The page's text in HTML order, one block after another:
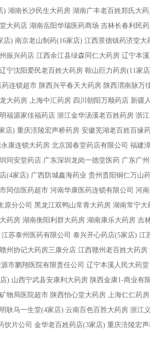
) 湖南长沙民生大药房 湖南广丰老百姓郑氏大
大药店 湖南岳阳华瑞医药商场 吉林长春利民
店) 南京老山制药(16家店) 江西景德镇药济堂大
振兴药店 江西余江县绿森同仁大药房 辽宁本
宁沈阳爱民老百姓大药房 鞍山巨力药房(11家
连锁超市 陕西兴平春天大药房 陕西渭南脉万
大药房 上海中汇药房 四川朝阳万顺药店 新疆
福源家佳福药店 浙江金华汤溪老百姓药房 浙
店) 重庆涪陵宏声桥药房 安徽芜湖老百姓百缘
康连锁大药房 北京国春堂药店有限公司 福建
同安堂药店 广东深圳龙岗一德堂医药 广东广
(4家店) 广西防城鑫海药业 贵州贵阳铜仁万山
同信医药超市 河南华康医药连锁有限公司 河
原分公司 黑龙江双鸭山常青大药房 湖南常宁
药房 湖南衡阳利群大药房 湖南康乐大药房 吉
苏泰州医药有限公司 泰兴开心药店(5家店) 江
州协记大药房三康分店 江西赣州老百姓大药
市鹏翔医院有限责任公司 辽宁本溪人民大药
) 山西宁武县安康利大药房 陕西金康1-商业有
物局医院超市 陕西怡心堂大药房 上海仁仁药
耿马一生堂(4家店) 云南百色百胜大药房 浙江
饮片公司 金华老百姓药店(3家店) 重庆涪陵宏